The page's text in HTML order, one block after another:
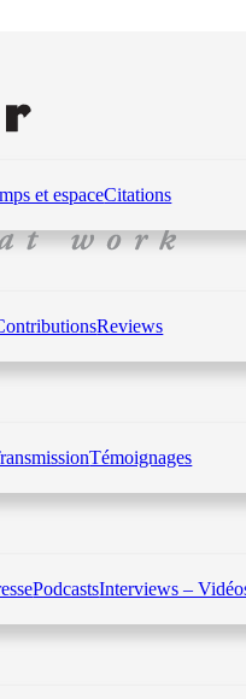
et espaceCitations
Reviews
Témoignages
PodcastsInterviews –